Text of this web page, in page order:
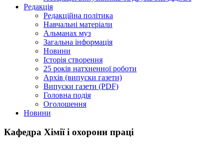
Редакція
Редакційна політика
Навчальні матеріали
Альманах муз
Загальна інформація
Новини
Історія створення
25 років натхненної роботи
Архів (випуски газети)
Випуски газети (PDF)
Головна подія
Оголошення
Новини
Кафедра Хімії і охорони праці